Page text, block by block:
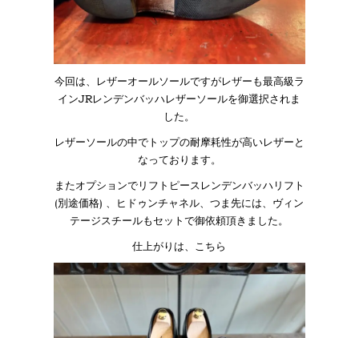
今回は、レザーオールソールですがレザーも最高級ラ
インJRレンデンバッハレザーソールを御選択されま
した。
レザーソールの中でトップの耐摩耗性が高いレザーと
なっております。
またオプションでリフトピースレンデンバッハリフト
(別途価格) 、ヒドゥンチャネル、つま先には、ヴィン
テージスチールもセットで御依頼頂きました。
仕上がりは、こちら